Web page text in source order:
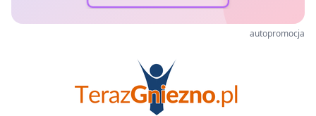
autopromocja